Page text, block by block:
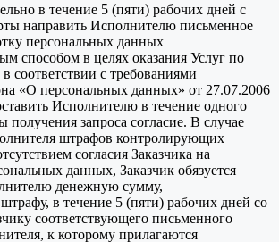
в течение 5 (пяти) рабочих дней с
направить Исполнителю письменное
персональных данных
способом в целях оказания Услуг по
соответствии с требованиями
«О персональных данных» от 27.07.2006
Исполнителю в течение одного
получения запроса согласие. В случае
штрафов контролирующих
согласия Заказчика на
данных, Заказчик обязуется
денежную сумму,
в течение 5 (пяти) рабочих дней со
соответствующего письменного
к которому прилагаются